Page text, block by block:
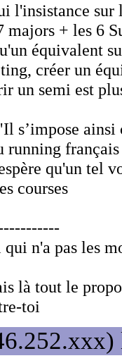
l'insistance sur
+ les 6
équivalent
créer un
un semi est
s’impose
running
qu'un tel
courses
n'a pas les
là tout le
toi